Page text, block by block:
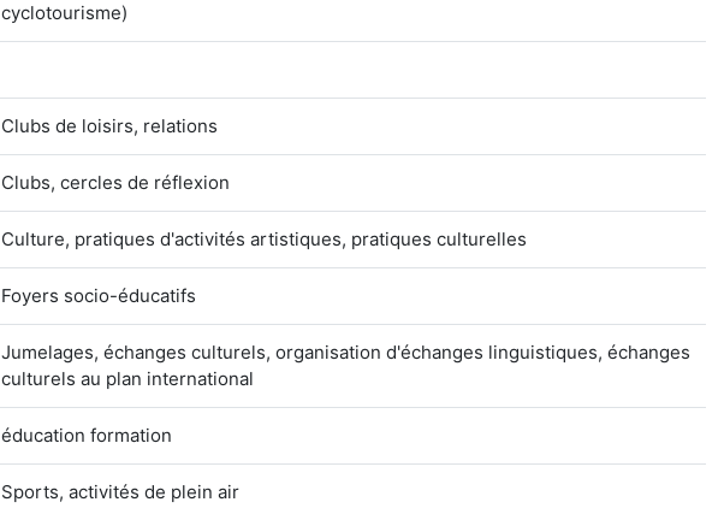
cyclotourisme)
Clubs de loisirs, relations
Clubs, cercles de réflexion
Culture, pratiques d'activités artistiques, pratiques culturelles
Foyers socio-éducatifs
Jumelages, échanges culturels, organisation d'échanges linguistiques, échanges
culturels au plan international
éducation formation
Sports, activités de plein air